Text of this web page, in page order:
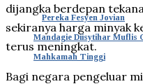
Pereka Fesyen Jovian
Mandagie Diisytihar Muflis
Mahkamah Tinggi
dijangka berdepan
sekiranya harga minyak
terus meningkat.
Bagi negara pengeluar